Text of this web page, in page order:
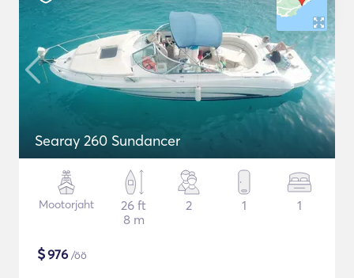
Searay 260 Sundancer
Mootorjaht
26 ft
8 m
2 1 1
$976 /öö